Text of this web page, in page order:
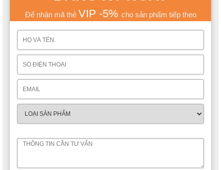
Để nhận mã thẻ VIP -5% cho sản phẩm tiếp theo